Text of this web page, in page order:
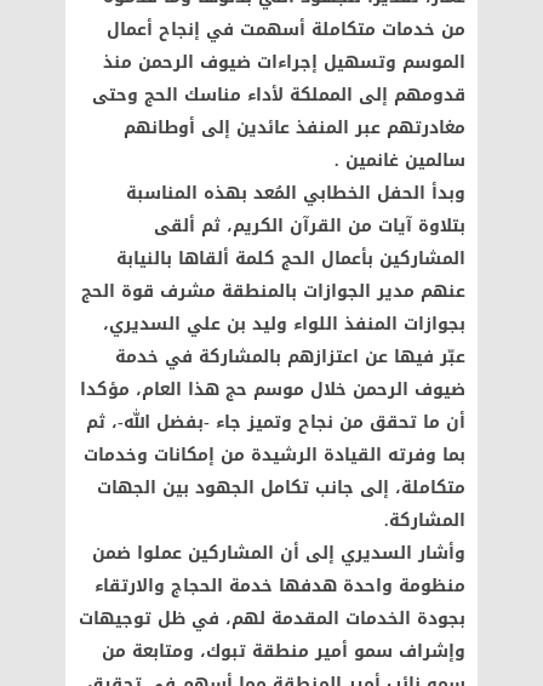
من خدمات متكاملة أسهمت في إنجاح أعمال
الموسم وتسهيل إجراءات ضيوف الرحمن منذ
قدومهم إلى المملكة لأداء مناسك الحج وحتى
مغادرتهم عبر المنفذ عائدين إلى أوطانهم
سالمين غانمين .
وبدأ الحفل الخطابي المُعد بهذه المناسبة
بتلاوة آيات من القرآن الكريم، ثم ألقى
المشاركين بأعمال الحج كلمة ألقاها بالنيابة
عنهم مدير الجوازات بالمنطقة مشرف قوة الحج
بجوازات المنفذ اللواء وليد بن علي السديري،
عبّر فيها عن اعتزازهم بالمشاركة في خدمة
ضيوف الرحمن خلال موسم حج هذا العام، مؤكدا
أن ما تحقق من نجاح وتميز جاء -بفضل الله-، ثم
بما وفرته القيادة الرشيدة من إمكانات وخدمات
متكاملة، إلى جانب تكامل الجهود بين الجهات
المشاركة.
وأشار السديري إلى أن المشاركين عملوا ضمن
منظومة واحدة هدفها خدمة الحجاج والارتقاء
بجودة الخدمات المقدمة لهم، في ظل توجيهات
وإشراف سمو أمير منطقة تبوك، ومتابعة من